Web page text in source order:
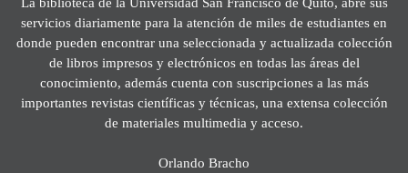
servicios diariamente para la atención de miles de estudiantes en
donde pueden encontrar una seleccionada y actualizada colección
de libros impresos y electrónicos en todas las áreas del
conocimiento, además cuenta con suscripciones a las más
importantes revistas científicas y técnicas, una extensa colección
de materiales multimedia y acceso.
Orlando Bracho